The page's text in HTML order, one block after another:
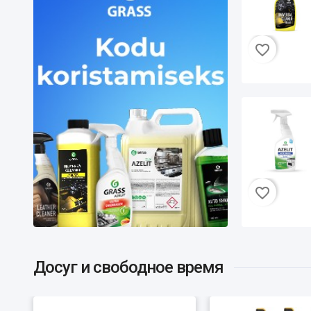
favorite_border
Досуг и свободное время